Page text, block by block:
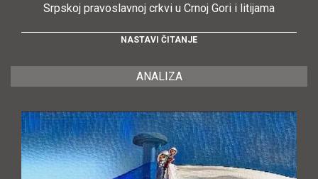
Srpskoj pravoslavnoj crkvi u Crnoj Gori i litijama
NASTAVI ČITANJE
ANALIZA